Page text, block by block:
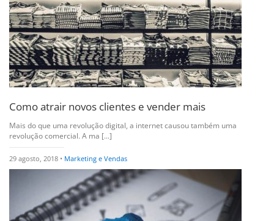
Como atrair novos clientes e vender mais
Mais do que uma revolução digital, a internet causou também uma
revolução comercial. A ma [...]
29 agosto, 2018 • Marketing e Vendas